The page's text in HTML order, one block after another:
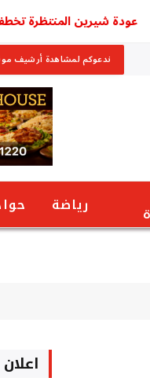
شيرين المنتظرة تخطف
ندعوكم لمشاهدة أرشيف
رياضة
اعلان